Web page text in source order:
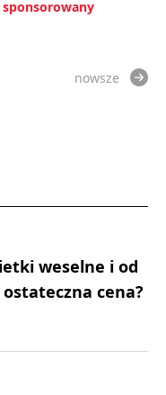
sponsorowany
nowsze
weselne i od
cena?